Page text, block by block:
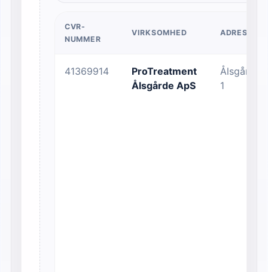
CVR-
NUMMER
VIRKSOMHED ADRESSE
41369914
ProTreatment
Ålsgårde ApS
1